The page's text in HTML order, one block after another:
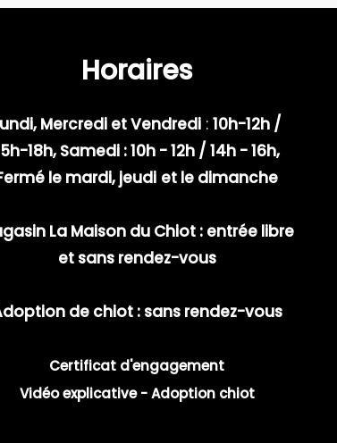
Horaires
Mercredi et Vendredi : 10h-12h /
18h, Samedi : 10h - 12h / 14h - 16h,
le mardi, jeudi et le dimanche
La Maison du Chiot : entrée libre
et sans rendez-vous
de chiot : sans rendez-vous
Certificat d'engagement
Vidéo explicative - Adoption chiot